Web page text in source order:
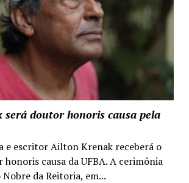
doutor honoris causa pela
e escritor Ailton Krenak receberá o
causa da UFBA. A cerimônia
da Reitoria, em...